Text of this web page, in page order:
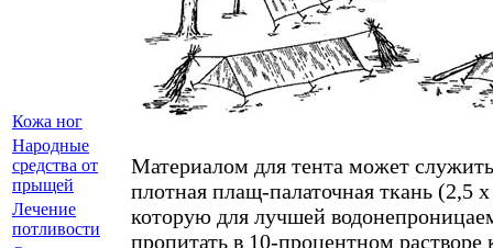
Материалом для тента может
плотная плащ-палаточная ткань (2,5
которую для лучшей
пропитать в 10-процентном растворе
Кожа ног
Народные
средства от
прыщей
Лечение
потливости